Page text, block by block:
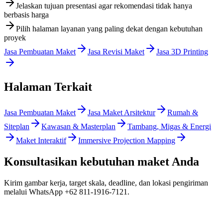
Jelaskan tujuan presentasi agar rekomendasi tidak hanya
berbasis harga
Pilih halaman layanan yang paling dekat dengan kebutuhan
proyek
Jasa Pembuatan Maket
Jasa Revisi Maket Jasa 3D Printing
Halaman Terkait
Jasa Pembuatan Maket Jasa Maket Arsitektur
Rumah &
Siteplan
Kawasan & Masterplan
Tambang, Migas & Energi
Maket Interaktif
Immersive Projection Mapping
Konsultasikan kebutuhan maket Anda
Kirim gambar kerja, target skala, deadline, dan lokasi pengiriman
melalui WhatsApp +62 811-1916-7121 .